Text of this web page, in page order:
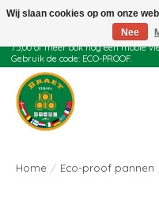
Juli actie: 10% korting op alle
75,00 of meer ook nog een mooie
Gebruik de code: ECO-PROOF.
Home / Eco-proof pannen
Wij slaan cookies op om onze
Nee